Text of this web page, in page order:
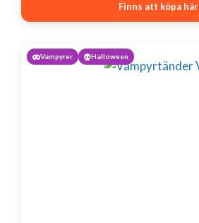
Finns att köpa här
Vampyrer Halloween